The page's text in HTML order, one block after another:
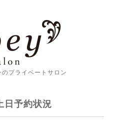
プライベートサロン
日予約状況